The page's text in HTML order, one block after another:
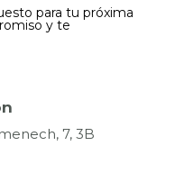
para tu próxima
y te
7, 3B